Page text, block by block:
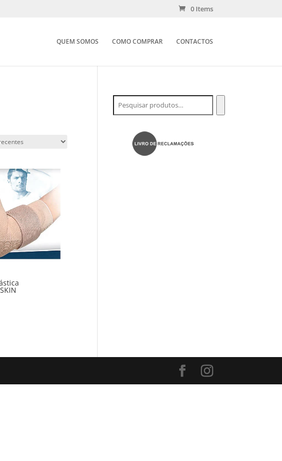
0 Items
QUEM SOMOS COMO COMPRAR CONTACTOS